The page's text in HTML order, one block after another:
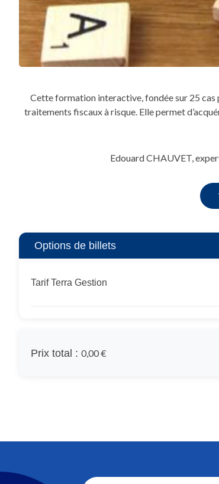
Cette formation interactive, fondée sur 25 cas
traitements fiscaux à risque. Elle permet
Edouard CHAUVET,
Options de billets
Tarif Terra Gestion
Prix total : 0,00 €